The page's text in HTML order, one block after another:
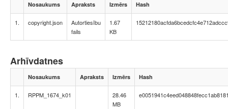
Nosaukums Apraksts Izmērs Hash
1. copyright.json
Autortiesību
fails
1.67
KB
Arhīvdatnes
Nosaukums Apraksts Izmērs Hash
1. RPPM_1674_k01
28.46
MB